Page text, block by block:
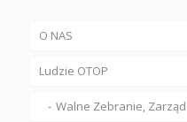
O NAS
Ludzie OTOP
Walne Zebranie,